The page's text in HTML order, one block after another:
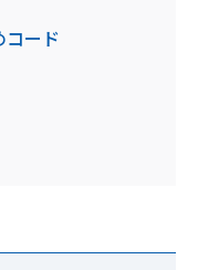
ード